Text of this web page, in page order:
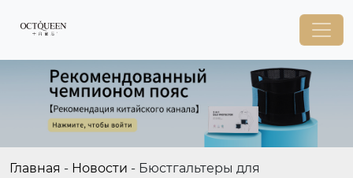
Главная - Новости - Бюстгальтеры для